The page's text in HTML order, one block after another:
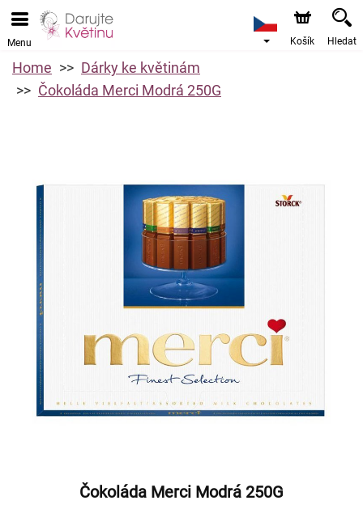
Menu Košík Hledat
Home
Dárky ke květinám
Čokoláda Merci Modrá 250G
Čokoláda Merci Modrá 250G